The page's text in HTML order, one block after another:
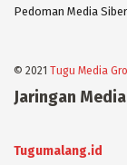
Pedoman Media Siber
© 2021 Tugu Media
Jaringan Media
Tugumalang.id